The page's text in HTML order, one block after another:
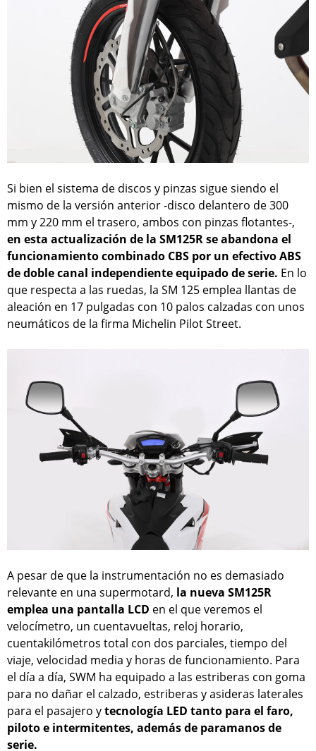
Si bien el sistema de discos y pinzas sigue siendo el
mismo de la versión anterior -disco delantero de 300
mm y 220 mm el trasero, ambos con pinzas flotantes-,
en esta actualización de la SM125R se abandona el
funcionamiento combinado CBS por un efectivo ABS
de doble canal independiente equipado de serie. En lo
que respecta a las ruedas, la SM 125 emplea llantas de
aleación en 17 pulgadas con 10 palos calzadas con unos
neumáticos de la firma Michelin Pilot Street.
A pesar de que la instrumentación no es demasiado
relevante en una supermotard, la nueva SM125R
emplea una pantalla LCD en el que veremos el
velocímetro, un cuentavueltas, reloj horario,
cuentakilómetros total con dos parciales, tiempo del
viaje, velocidad media y horas de funcionamiento. Para
el día a día, SWM ha equipado a las estriberas con goma
para no dañar el calzado, estriberas y asideras laterales
para el pasajero ytecnología LED tanto para el faro,
piloto e intermitentes, además de paramanos de
serie.